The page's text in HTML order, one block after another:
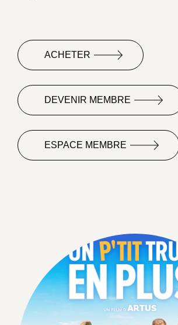
ACHETER
DEVENIR MEMBRE
ESPACE MEMBRE